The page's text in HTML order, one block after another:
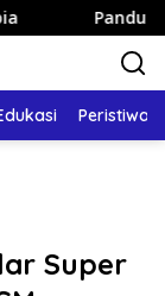
Wisata
Peristiwa
Super